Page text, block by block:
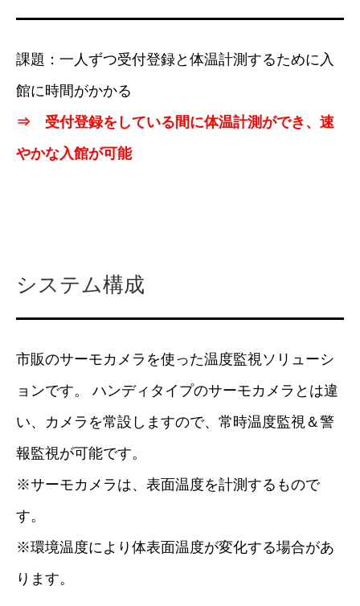
課題：一人ずつ受付登録と体温計測するために入
館に時間がかかる
⇒ 受付登録をしている間に体温計測ができ、速
やかな入館が可能
システム構成
市販のサーモカメラを使った温度監視ソリューシ
ョンです。 ハンディタイプのサーモカメラとは違
い、カメラを常設しますので、常時温度監視＆警
報監視が可能です。
※サーモカメラは、表面温度を計測するもので
す。
※環境温度により体表面温度が変化する場合があ
ります。